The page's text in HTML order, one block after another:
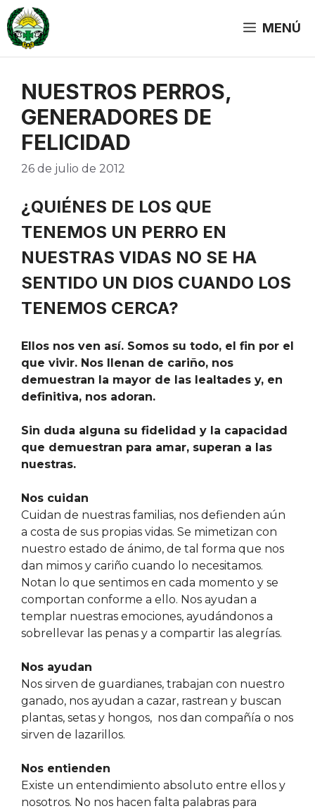
Saltar
al
contenido
MENÚ
NUESTROS PERROS,
GENERADORES DE
FELICIDAD
26 de julio de 2012
¿QUIÉNES DE LOS QUE
TENEMOS UN PERRO EN
NUESTRAS VIDAS NO SE HA
SENTIDO UN DIOS CUANDO LOS
TENEMOS CERCA?
Ellos nos ven así. Somos su todo, el fin por el
que vivir. Nos llenan de cariño, nos
demuestran la mayor de las lealtades y, en
definitiva, nos adoran.
Sin duda alguna su fidelidad y la capacidad
que demuestran para amar, superan a las
nuestras.
Nos cuidan
Cuidan de nuestras familias, nos defienden aún
a costa de sus propias vidas. Se mimetizan con
nuestro estado de ánimo, de tal forma que nos
dan mimos y cariño cuando lo necesitamos.
Notan lo que sentimos en cada momento y se
comportan conforme a ello. Nos ayudan a
templar nuestras emociones, ayudándonos a
sobrellevar las penas y a compartir las alegrías.
Nos ayudan
Nos sirven de guardianes, trabajan con nuestro
ganado, nos ayudan a cazar, rastrean y buscan
plantas, setas y hongos, nos dan compañía o nos
sirven de lazarillos.
Nos entienden
Existe un entendimiento absoluto entre ellos y
nosotros. No nos hacen falta palabras para